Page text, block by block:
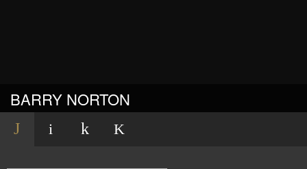
BARRY NORTON